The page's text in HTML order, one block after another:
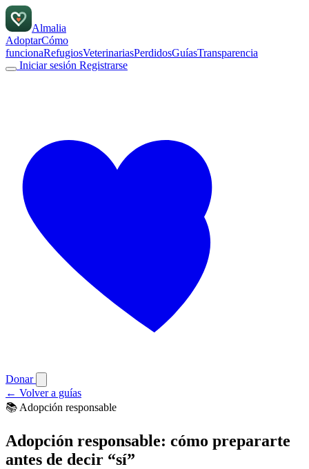
Almalia
AdoptarCómo
funcionaRefugiosVeterinariasPerdidosGuíasTransparencia
Iniciar sesión Registrarse
Donar
← Volver a guías
📚 Adopción responsable
Adopción responsable: cómo prepararte
antes de decir “sí”